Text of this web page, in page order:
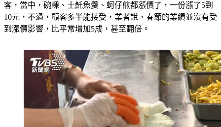
台南市國華小吃街十分聞名，春節期間擠滿前來大快朵頤的遊
客，當中，碗粿、土魠魚羹、蚵仔煎都漲價了，一份漲了5到
10元，不過，顧客多半能接受，業者說，春節的業績並沒有受